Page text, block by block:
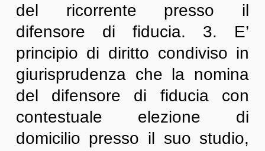
del ricorrente presso il
difensore di fiducia. 3. E’
principio di diritto condiviso in
giurisprudenza che la nomina
del difensore di fiducia con
contestuale elezione di
domicilio presso il suo studio,